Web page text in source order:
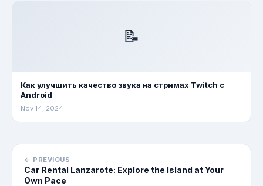
📝
Как улучшить качество звука на стримах Twitch с
Android
Nov 14, 2024
← PREVIOUS
Car Rental Lanzarote: Explore the Island at Your
Own Pace